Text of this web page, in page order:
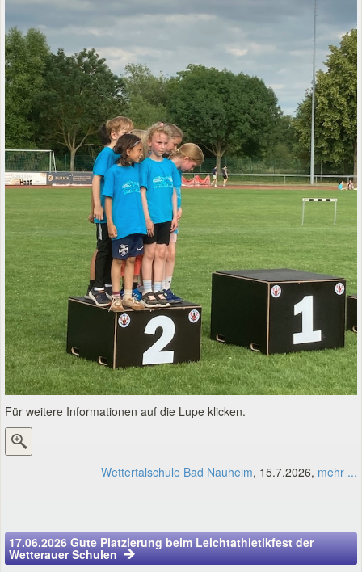
Für weitere Informationen auf die Lupe klicken.
Wettertalschule Bad Nauheim, 15.7.2026, mehr ...
17.06.2026 Gute Platzierung beim Leichtathletikfest der
Wetterauer Schulen